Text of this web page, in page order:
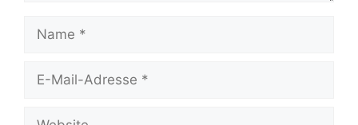
Name
Website